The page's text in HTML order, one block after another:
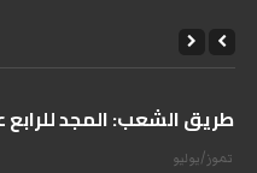
على طريق الشعب: المجد